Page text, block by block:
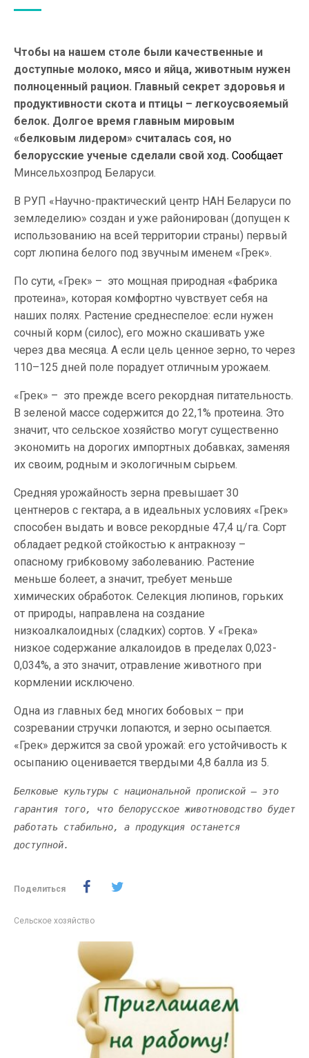
Чтобы на нашем столе были качественные и
доступные молоко, мясо и яйца, животным нужен
полноценный рацион. Главный секрет здоровья и
продуктивности скота и птицы – легкоусвояемый
белок. Долгое время главным мировым
«белковым лидером» считалась соя, но
белорусские ученые сделали свой ход. Сообщает
Минсельхозпрод Беларуси.
В РУП «Научно-практический центр НАН Беларуси по
земледелию» создан и уже районирован (допущен к
использованию на всей территории страны) первый
сорт люпина белого под звучным именем «Грек».
По сути, «Грек» – это мощная природная «фабрика
протеина», которая комфортно чувствует себя на
наших полях. Растение среднеспелое: если нужен
сочный корм (силос), его можно скашивать уже
через два месяца. А если цель ценное зерно, то через
110–125 дней поле порадует отличным урожаем.
«Грек» – это прежде всего рекордная питательность.
В зеленой массе содержится до 22,1% протеина. Это
значит, что сельское хозяйство могут существенно
экономить на дорогих импортных добавках, заменяя
их своим, родным и экологичным сырьем.
Средняя урожайность зерна превышает 30
центнеров с гектара, а в идеальных условиях «Грек»
способен выдать и вовсе рекордные 47,4 ц/га. Сорт
обладает редкой стойкостью к антракнозу –
опасному грибковому заболеванию. Растение
меньше болеет, а значит, требует меньше
химических обработок. Селекция люпинов, горьких
от природы, направлена на создание
низкоалкалоидных (сладких) сортов. У «Грека»
низкое содержание алкалоидов в пределах 0,023-
0,034%, а это значит, отравление животного при
кормлении исключено.
Одна из главных бед многих бобовых – при
созревании стручки лопаются, и зерно осыпается.
«Грек» держится за свой урожай: его устойчивость к
осыпанию оценивается твердыми 4,8 балла из 5.
Белковые культуры с национальной пропиской – это
гарантия того, что белорусское животноводство будет
работать стабильно, а продукция останется
доступной.
Поделиться
Сельское хозяйство